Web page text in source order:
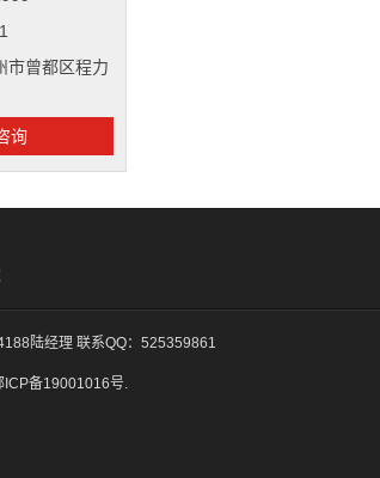
市曾都区程力
询
陆经理 联系QQ：525359861
ICP备19001016号